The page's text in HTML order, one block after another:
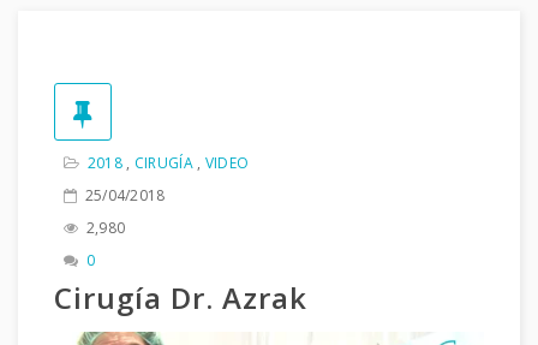
2018, CIRUGÍA, VIDEO
25/04/2018
2,980
0
Cirugía Dr. Azrak